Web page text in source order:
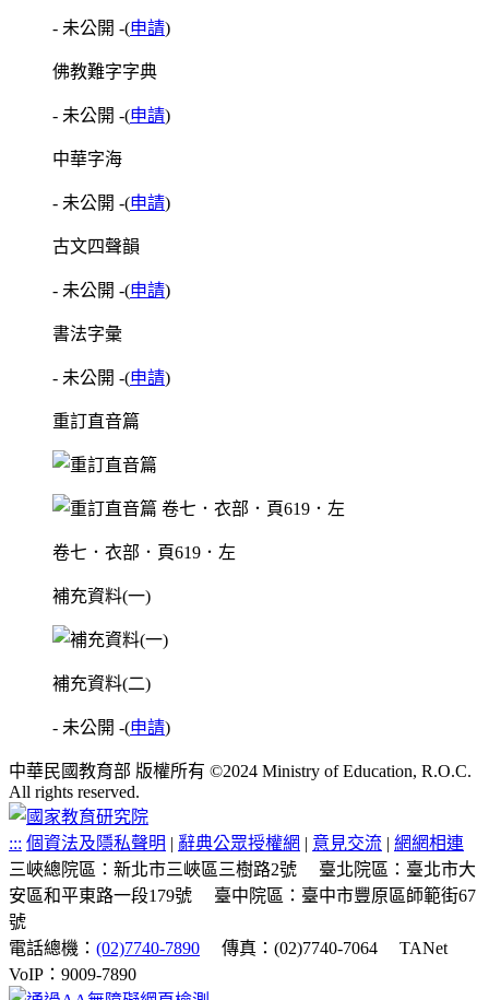
- 未公開 -(申請)
佛教難字字典
- 未公開 -(申請)
中華字海
- 未公開 -(申請)
古文四聲韻
- 未公開 -(申請)
書法字彙
- 未公開 -(申請)
重訂直音篇
卷七．衣部．頁619．左
補充資料(一)
補充資料(二)
- 未公開 -(申請)
中華民國教育部 版權所有 ©2024 Ministry of Education, R.O.C.
All rights reserved.
::: 個資法及隱私聲明 | 辭典公眾授權網 | 意見交流 | 網網相連
三峽總院區：新北市三峽區三樹路2號
臺北院區：臺北市大
安區和平東路一段179號
臺中院區：臺中市豐原區師範街67
號
電話總機： (02)7740-7890 傳真：(02)7740-7064
TANet
VoIP：9009-7890